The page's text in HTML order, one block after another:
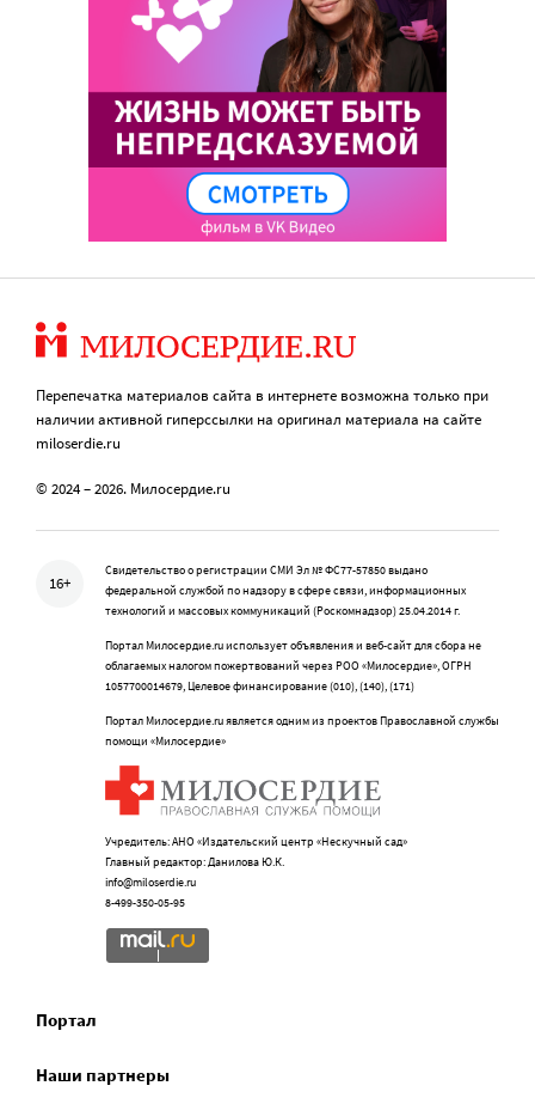
Перепечатка материалов сайта в интернете возможна только при
наличии активной гиперссылки на оригинал материала на сайте
miloserdie.ru
© 2024 – 2026. Милосердие.ru
16+
Свидетельство о регистрации СМИ Эл № ФС77-57850 выдано
федеральной службой по надзору в сфере связи, информационных
технологий и массовых коммуникаций (Роскомнадзор) 25.04.2014 г.
Портал Милосердие.ru использует объявления и веб-сайт для сбора не
облагаемых налогом пожертвований через РОО «Милосердие», ОГРН
1057700014679, Целевое финансирование (010), (140), (171)
Портал Милосердие.ru является одним из проектов Православной службы
помощи «Милосердие»
Учредитель: АНО «Издательский центр «Нескучный сад»
Главный редактор: Данилова Ю.К.
info@miloserdie.ru
8-499-350-05-95
Портал
Наши партнеры